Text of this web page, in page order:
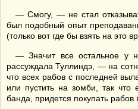
— Смогу, — не стал
был подобный опыт
(только вот где бы взять на это
— Значит все остальное у
рассуждала Туллиндэ, — на
что всех рабов с последней
или пустить на зомби, так что
банда, придется покупать